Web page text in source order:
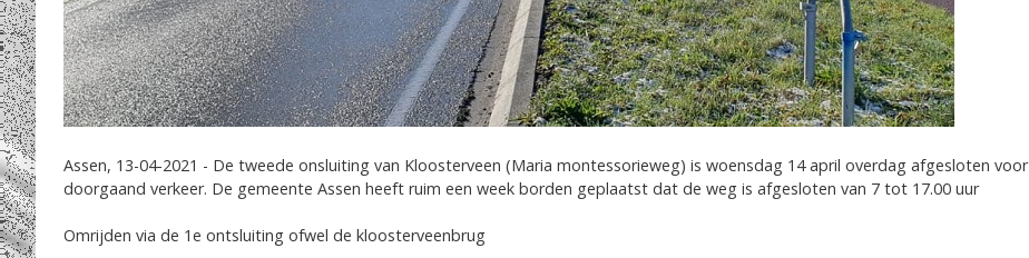
Assen, 13-04-2021 - De tweede onsluiting van Kloosterveen (Maria montessorieweg) is woensdag 14 april overdag afgesloten voor
doorgaand verkeer. De gemeente Assen heeft ruim een week borden geplaatst dat de weg is afgesloten van 7 tot 17.00 uur
Omrijden via de 1e ontsluiting ofwel de kloosterveenbrug